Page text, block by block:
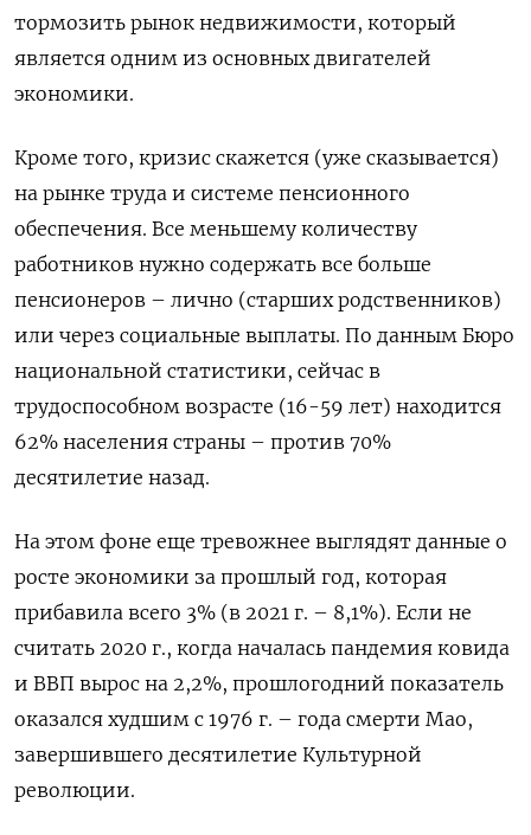
тормозить рынок недвижимости, который
является одним из основных двигателей
экономики.
Кроме того, кризис скажется (уже сказывается)
на рынке труда и системе пенсионного
обеспечения. Все меньшему количеству
работников нужно содержать все больше
пенсионеров – лично (старших родственников)
или через социальные выплаты. По данным Бюро
национальной статистики, сейчас в
трудоспособном возрасте (16-59 лет) находится
62% населения страны – против 70%
десятилетие назад.
На этом фоне еще тревожнее выглядят данные о
росте экономики за прошлый год, которая
прибавила всего 3% (в 2021 г. – 8,1%). Если не
считать 2020 г., когда началась пандемия ковида
и ВВП вырос на 2,2%, прошлогодний показатель
оказался худшим с 1976 г. – года смерти Мао,
завершившего десятилетие Культурной
революции.